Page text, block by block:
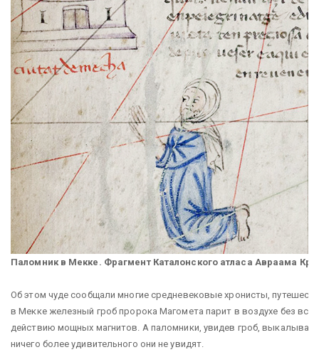
Паломник в Мекке. Фрагмент Каталонского атласа Авраама
Об этом чуде сообщали многие средневековые хронисты,
в Мекке железный гроб пророка Магомета парит в воздухе без
действию мощных магнитов. А паломники, увидев гроб,
ничего более удивительного они не увидят.